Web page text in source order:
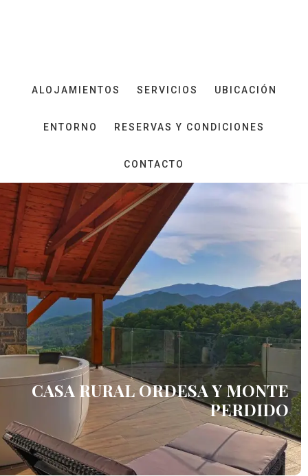
ALOJAMIENTOS SERVICIOS UBICACIÓN
ENTORNO RESERVAS Y CONDICIONES
CONTACTO
CASA RURAL ORDESA Y MONTE
PERDIDO